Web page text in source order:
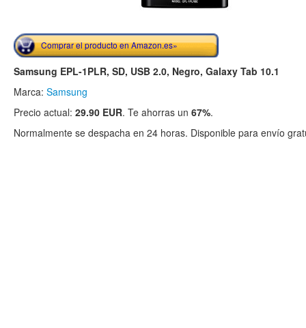
Comprar el producto en Amazon.es»
Samsung EPL-1PLR, SD, USB 2.0, Negro, Galaxy Tab 10.1
Marca: Samsung
Precio actual: 29.90 EUR. Te ahorras un 67%.
Normalmente se despacha en 24 horas. Disponible para envío